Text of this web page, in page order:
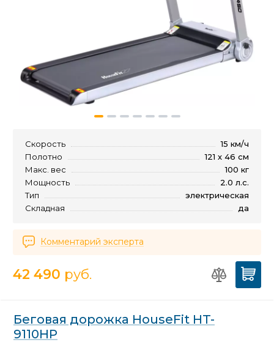
Скорость
15 км/ч
Полотно
121 х 46 см
Макс. вес
100 кг
Мощность
2.0 л.с.
Тип
электрическая
Складная
да
Комментарий эксперта
42 490 руб.
Беговая дорожка HouseFit HT-
9110HP